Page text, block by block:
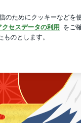
ートレート ス
新規登録